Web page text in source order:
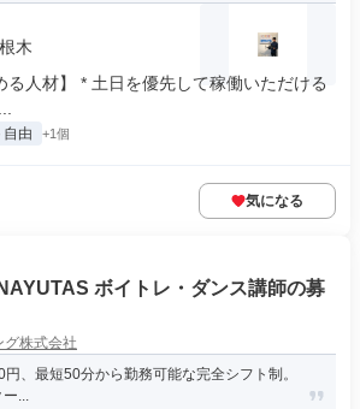
木
る人材】 * 土日を優先して稼働いただける
自由 +1個
気になる
ボイトレ・ダンス講師の募
株式会社
、最短50分から勤務可能な完全シフト制。
...